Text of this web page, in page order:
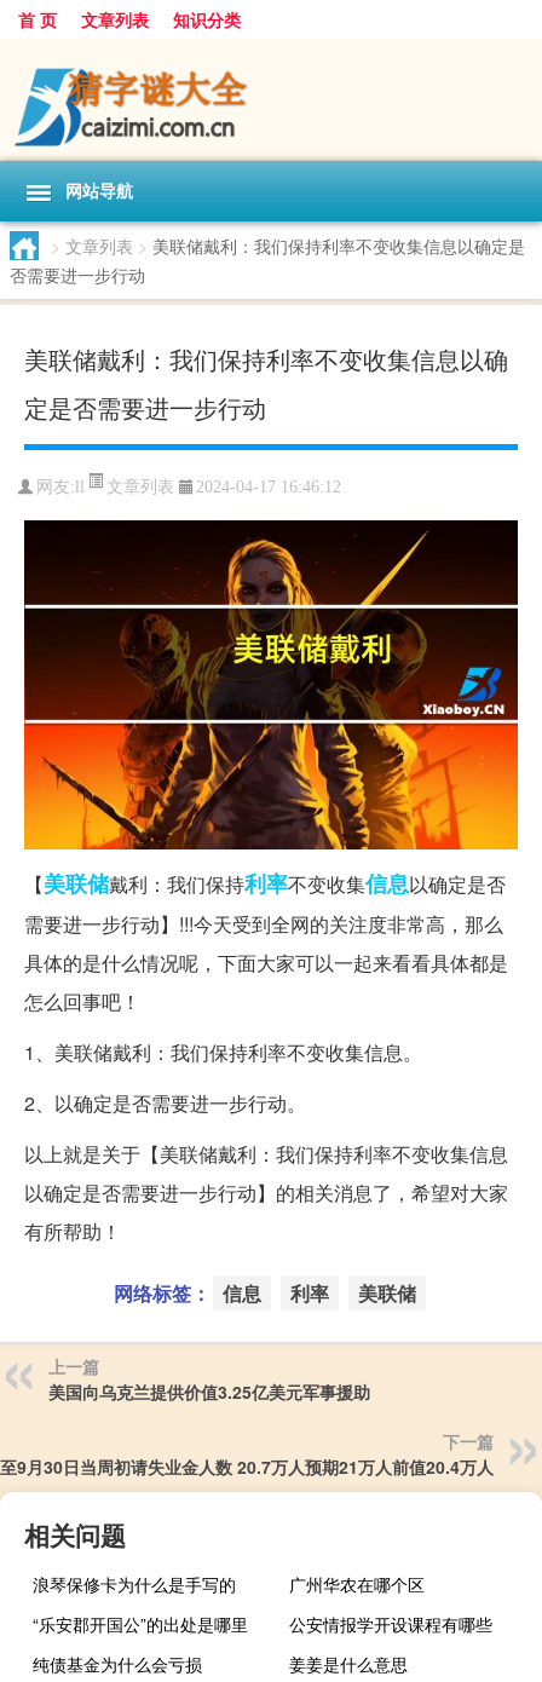
首 页 文章列表 知识分类
网站导航
> 文章列表 > 美联储戴利：我们保持利率不变收集信息以确定是
否需要进一步行动
美联储戴利：我们保持利率不变收集信息以确
定是否需要进一步行动
网友: 文章列表 2024-04-17 16:46:12
【美联储戴利：我们保持利率不变收集信息以确定是否
需要进一步行动】!!!今天受到全网的关注度非常高，那么
具体的是什么情况呢，下面大家可以一起来看看具体都是
怎么回事吧！
1、美联储戴利：我们保持利率不变收集信息。
2、以确定是否需要进一步行动。
以上就是关于【美联储戴利：我们保持利率不变收集信息
以确定是否需要进一步行动】的相关消息了，希望对大家
有所帮助！
网络标签： 信息 利率 美联储
上一篇
美国向乌克兰提供价值3.25亿美元军事援助
下一篇
9月30日当周初请失业金人数 20.7万人预期21万人前值20.4万人
相关问题
浪琴保修卡为什么是手写的
广州华农在哪个区
“乐安郡开国公”的出处是哪里
公安情报学开设课程有哪些
纯债基金为什么会亏损
姜姜是什么意思